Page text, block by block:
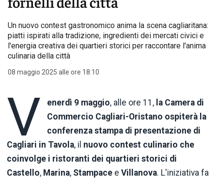
Un nuovo contest gastronomico anima la scena cagliaritana:
piatti ispirati alla tradizione, ingredienti dei mercati civici e
l'energia creativa dei quartieri storici per raccontare l'anima
culinaria della città
08 maggio 2025 alle ore 18:10
V enerdì 9 maggio, alle ore 11, la Camera di
Commercio Cagliari-Oristano ospiterà la
conferenza stampa di presentazione di
Cagliari in Tavola, il nuovo contest culinario che
coinvolge i ristoranti dei quartieri storici di
Castello, Marina, Stampace e Villanova. L'iniziativa fa